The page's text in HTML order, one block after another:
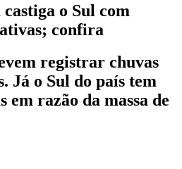
o Sul com
confira
registrar chuvas
Já o Sul do país tem
em razão da massa de